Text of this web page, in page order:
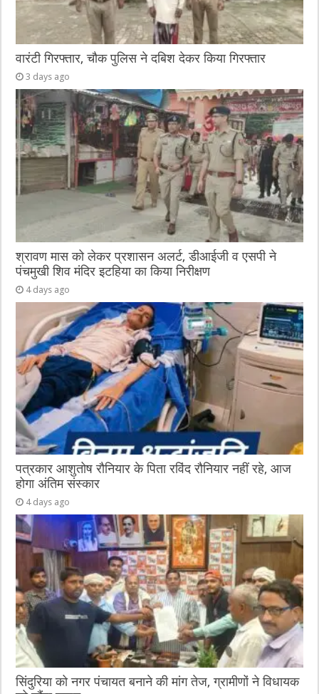
वारंटी गिरफ्तार, चौक पुलिस ने दबिश देकर किया गिरफ्तार
3 days ago
श्रावण मास को लेकर प्रशासन अलर्ट, डीआईजी व एसपी ने
पंचमुखी शिव मंदिर इटहिया का किया निरीक्षण
4 days ago
पत्रकार आशुतोष रौनियार के पिता रविंद रौनियार नहीं रहे, आज
होगा अंतिम संस्कार
4 days ago
सिंदुरिया को नगर पंचायत बनाने की मांग तेज, ग्रामीणों ने विधायक